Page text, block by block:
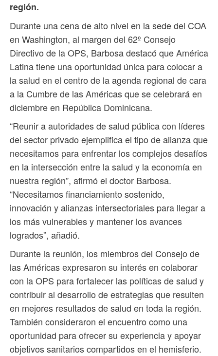
región.
Durante una cena de alto nivel en la sede del COA
en Washington, al margen del 62º Consejo
Directivo de la OPS, Barbosa destacó que América
Latina tiene una oportunidad única para colocar a
la salud en el centro de la agenda regional de cara
a la Cumbre de las Américas que se celebrará en
diciembre en República Dominicana.
“Reunir a autoridades de salud pública con líderes
del sector privado ejemplifica el tipo de alianza que
necesitamos para enfrentar los complejos desafíos
en la intersección entre la salud y la economía en
nuestra región”, afirmó el doctor Barbosa.
“Necesitamos financiamiento sostenido,
innovación y alianzas intersectoriales para llegar a
los más vulnerables y mantener los avances
logrados”, añadió.
Durante la reunión, los miembros del Consejo de
las Américas expresaron su interés en colaborar
con la OPS para fortalecer las políticas de salud y
contribuir al desarrollo de estrategias que resulten
en mejores resultados de salud en toda la región.
También consideraron el encuentro como una
oportunidad para ofrecer su experiencia y apoyar
objetivos sanitarios compartidos en el hemisferio.